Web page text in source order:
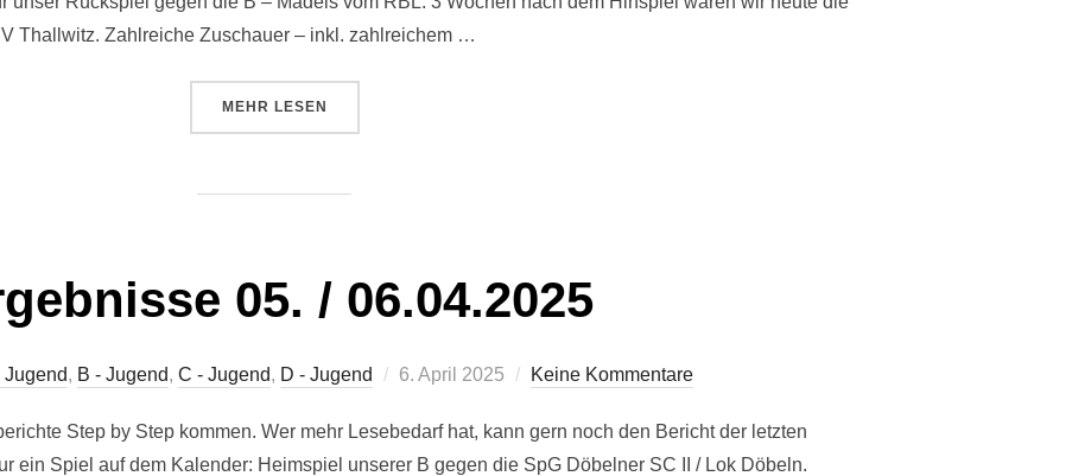
Thallwitz. Zahlreiche Zuschauer – inkl. zahlreichem …
MEHR ÜBER „ERGEBNISSE 26. / 27.04.2025“
LESEN
05. / 06.04.2025
Jugend, B - Jugend, C - Jugend, D - Jugend
Veröffentlicht
6. April 2025 Keine Kommentare
Step by Step kommen. Wer mehr Lesebedarf hat, kann gern noch den Bericht der letzten
ein Spiel auf dem Kalender: Heimspiel unserer B gegen die SpG Döbelner SC II / Lok Döbeln.